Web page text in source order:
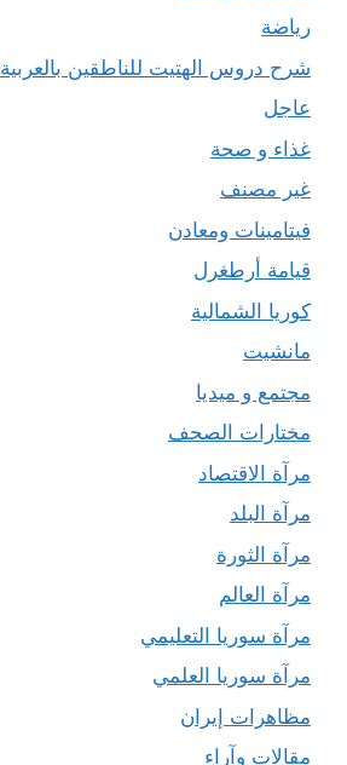
رياضة
شرح دروس الهتيت للناطقين بالعربية
عاجل
غذاء و صحة
غير مصنف
فيتامينات ومعادن
قيامة أرطغرل
كوريا الشمالية
مانشيت
مجتمع و ميديا
مختارات الصحف
مرآة الاقتصاد
مرآة البلد
مرآة الثورة
مرآة العالم
مرآة سوريا التعليمي
مرآة سوريا العلمي
مظاهرات إيران
مقالات وآراء